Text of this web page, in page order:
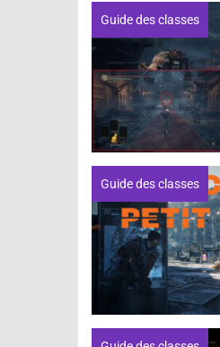
Guide des classes
Guide des classes